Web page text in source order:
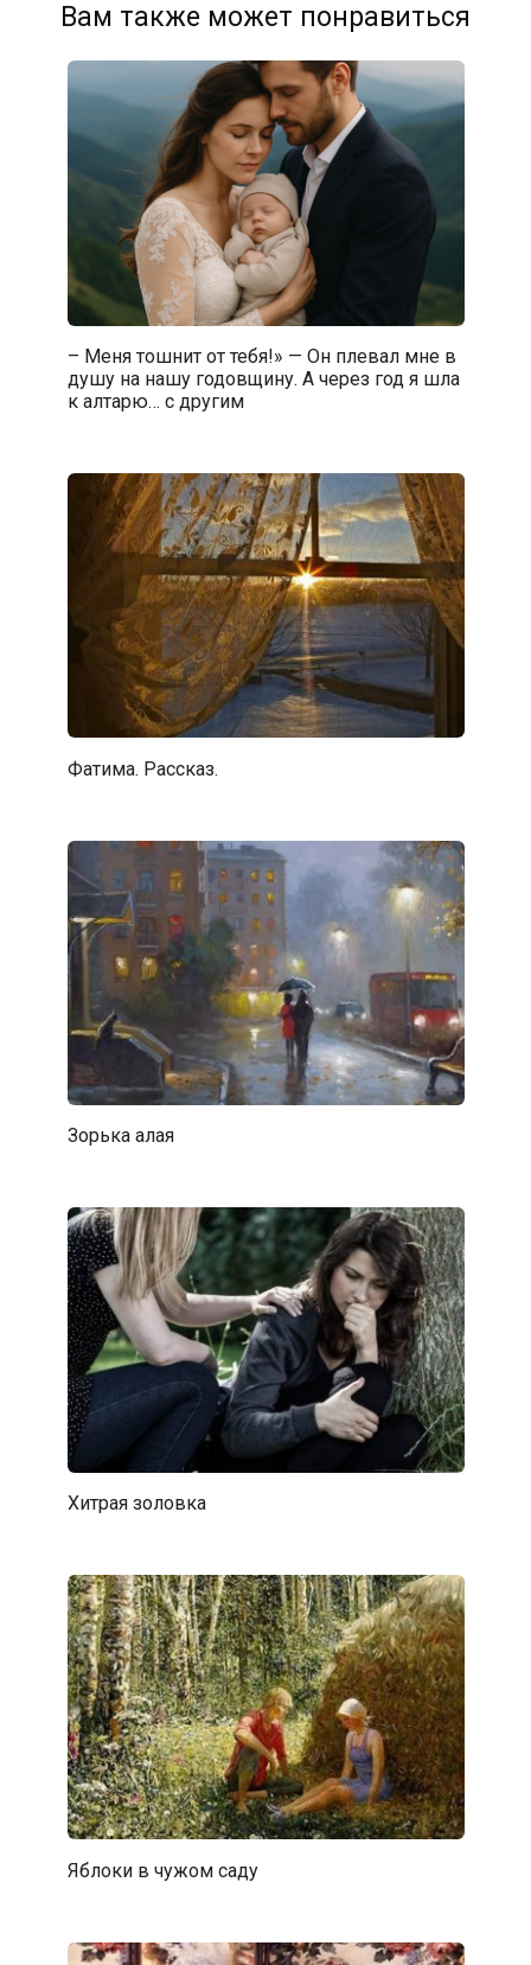
Вам также может понравиться
– Меня тошнит от тебя!» — Он плевал мне в
душу на нашу годовщину. А через год я шла
к алтарю… с другим
Фатима. Рассказ.
Зорька алая
Хитрая золовка
Яблоки в чужом саду